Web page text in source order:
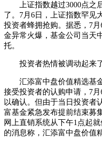
上证指数越过3000点之
了。7月6日，上证指数罕见
投资者蜂拥抢购。据悉，7
金异常火爆，基金公司当天
托。
投资者热情被调动起来
汇添富中盘价值精选基金
接受投资者的认购申请，7
以确认。但由于当日投资者
富基金紧急发布提前结束募
网上直销系统从下午1点起
的消息称，汇添富中盘价值